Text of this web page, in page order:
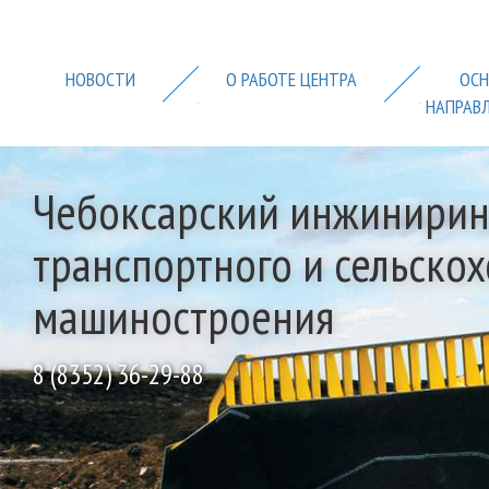
НОВОСТИ О РАБОТЕ ЦЕHТРА
Чебоксарский
транспортного и
машиностроения
8 (8352) 36-29-88